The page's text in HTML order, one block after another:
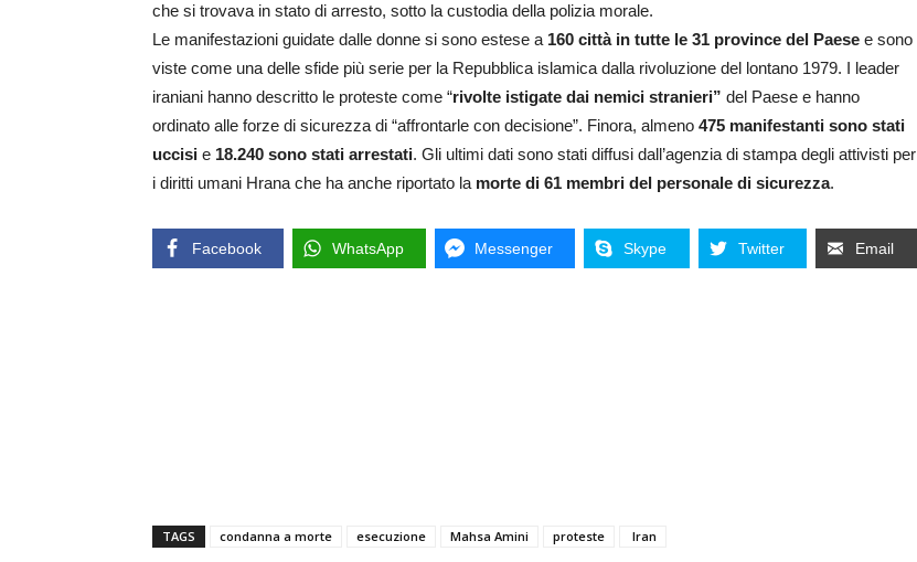
che si trovava in stato di arresto, sotto la custodia della polizia morale.
Le manifestazioni guidate dalle donne si sono estese a 160 città in tutte le 31 province del Paese e sono
viste come una delle sfide più serie per la Repubblica islamica dalla rivoluzione del lontano 1979. I leader
iraniani hanno descritto le proteste come “rivolte istigate dai nemici stranieri” del Paese e hanno
ordinato alle forze di sicurezza di “affrontarle con decisione”. Finora, almeno 475 manifestanti sono stati
uccisi e 18.240 sono stati arrestati. Gli ultimi dati sono stati diffusi dall’agenzia di stampa degli attivisti per
i diritti umani Hrana che ha anche riportato la morte di 61 membri del personale di sicurezza.
Facebook WhatsApp Messenger Skype Twitter Email
TAGS condanna a morte esecuzione Mahsa Amini proteste Iran